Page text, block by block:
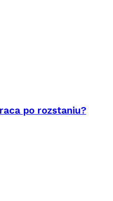
po rozstaniu?